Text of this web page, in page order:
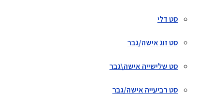
סט דלי
סט זוג אישה/גבר
סט שלישייה אישה\גבר
סט רביעייה אישה/גבר